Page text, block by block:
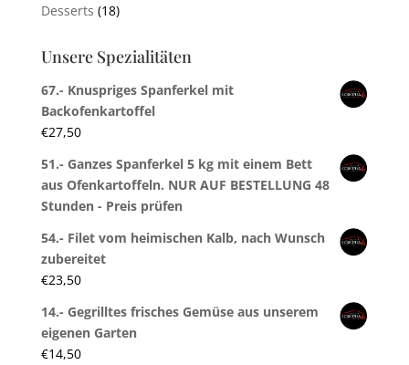
Desserts (18)
Unsere Spezialitäten
67.- Knuspriges Spanferkel mit
Backofenkartoffel
€27,50
51.- Ganzes Spanferkel 5 kg mit einem Bett
aus Ofenkartoffeln. NUR AUF BESTELLUNG 48
Stunden - Preis prüfen
54.- Filet vom heimischen Kalb, nach Wunsch
zubereitet
€23,50
14.- Gegrilltes frisches Gemüse aus unserem
eigenen Garten
€14,50